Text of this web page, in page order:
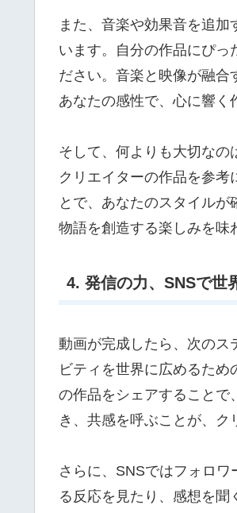
また、音楽や効果音を追
います。自分の作品にぴっ
ださい。音楽と映像が融合
あなたの感性で、心に響く
そして、何よりも大切な
クリエイターの作品を参
とで、あなたのスタイル
物語を創造する楽しみを味
4. 発信の力、SNSで世
動画が完成したら、次のス
ビティを世界に広めるた
の作品をシェアすることで
き、共感を呼ぶことが、ク
さらに、SNSではフォロ
る反応を見たり、感想を聞